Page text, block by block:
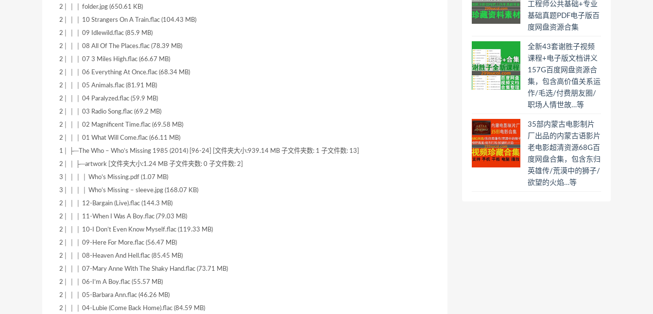
2│ │ │ folder.jpg (650.61 KB)
2│ │ │ 10 Strangers On A Train.flac (104.43 MB)
2│ │ │ 09 Idlewild.flac (85.9 MB)
2│ │ │ 08 All Of The Places.flac (78.39 MB)
2│ │ │ 07 3 Miles High.flac (66.67 MB)
2│ │ │ 06 Everything At Once.flac (68.34 MB)
2│ │ │ 05 Animals.flac (81.91 MB)
2│ │ │ 04 Paralyzed.flac (59.9 MB)
2│ │ │ 03 Radio Song.flac (69.2 MB)
2│ │ │ 02 Magnificent Time.flac (69.58 MB)
2│ │ │ 01 What Will Come.flac (66.11 MB)
1│ ├─The Who – Who’s Missing 1985 (2014) [96-24] [文件夹大小:939.14 MB 子文件夹数: 1 子文件数: 13]
2│ │ ├─artwork [文件夹大小:1.24 MB 子文件夹数: 0 子文件数: 2]
3│ │ │ │ Who’s Missing.pdf (1.07 MB)
3│ │ │ │ Who’s Missing – sleeve.jpg (168.07 KB)
2│ │ │ 12-Bargain (Live).flac (144.3 MB)
2│ │ │ 11-When I Was A Boy.flac (79.03 MB)
2│ │ │ 10-I Don’t Even Know Myself.flac (119.33 MB)
2│ │ │ 09-Here For More.flac (56.47 MB)
2│ │ │ 08-Heaven And Hell.flac (85.45 MB)
2│ │ │ 07-Mary Anne With The Shaky Hand.flac (73.71 MB)
2│ │ │ 06-I’m A Boy.flac (55.57 MB)
2│ │ │ 05-Barbara Ann.flac (46.26 MB)
2│ │ │ 04-Lubie (Come Back Home).flac (84.59 MB)
工程师公共基础+专业
基础真题PDF电子版百
度网盘资源合集
全新43套谢胜子视频
课程+电子版文档讲义
157G百度网盘资源合
集，包含高价值关系运
作/毛选/付费朋友圈/
职场人情世故…等
35部内蒙古电影制片
厂出品的内蒙古语影片
老电影超清资源68G百
度网盘合集，包含东归
英雄传/荒漠中的狮子/
欲望的火焰…等